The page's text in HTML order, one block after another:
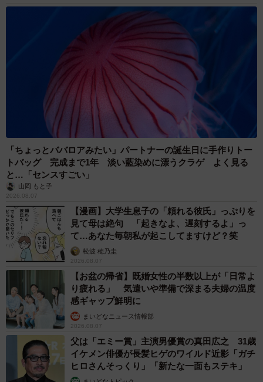
「ちょっとババロアみたい」パートナーの誕生日に手作りトー
トバッグ 完成まで1年 淡い藍染めに漂うクラゲ よく見る
と…「センスすごい」
山岡 もと子
2026.08.07
【漫画】大学生息子の「頼れる彼氏」っぷりを
見て母は絶句 「起きなよ、遅刻するよ」っ
て…あなた毎朝私が起こしてますけど？笑
松波 穂乃圭
2026.08.07
【お盆の帰省】既婚女性の半数以上が「日常よ
り疲れる」 気遣いや準備で深まる夫婦の温度
感ギャップ鮮明に
まいどなニュース情報部
2026.08.07
父は「エミー賞」主演男優賞の真田広之 31歳
イケメン俳優が長髪ヒゲのワイルド近影「ガチ
ヒロさんそっくり」「新たな一面もステキ」